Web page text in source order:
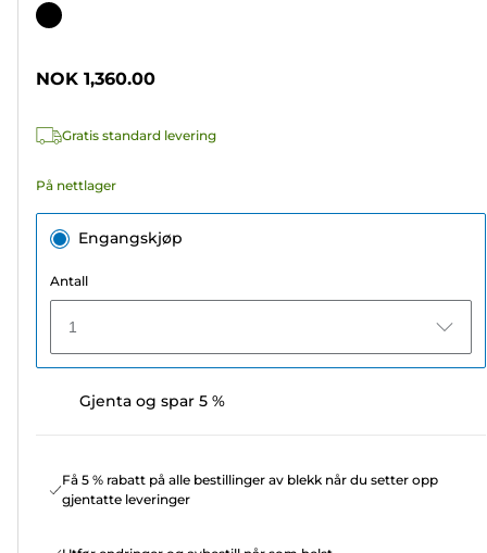
av
Fargekassett
NOK 1,360.00
Gratis standard levering
På nettlager
Engangskjøp
Antall
1
Gjenta og spar 5 %
Få 5 % rabatt på alle bestillinger av blekk når du setter opp
gjentatte leveringer